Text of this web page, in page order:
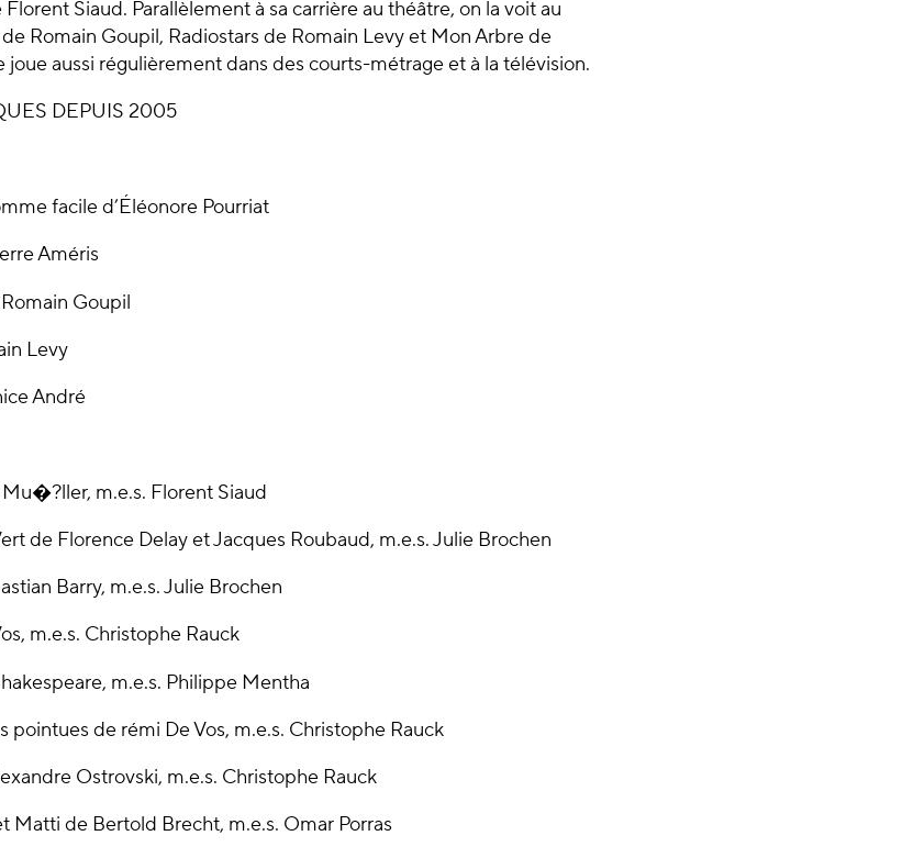
Siaud. Parallèlement à sa carrière au théâtre, on la voit au
Romain Goupil, Radiostars de Romain Levy et Mon Arbre de
joue aussi régulièrement dans des courts-métrage et à la télévision.
DEPUIS 2005
facile d’Éléonore Pourriat
Améris
Goupil
Levy
André
m.e.s. Florent Siaud
de Florence Delay et Jacques Roubaud, m.e.s. Julie Brochen
Barry, m.e.s. Julie Brochen
m.e.s. Christophe Rauck
m.e.s. Philippe Mentha
pointues de rémi De Vos, m.e.s. Christophe Rauck
Ostrovski, m.e.s. Christophe Rauck
Matti de Bertold Brecht, m.e.s. Omar Porras